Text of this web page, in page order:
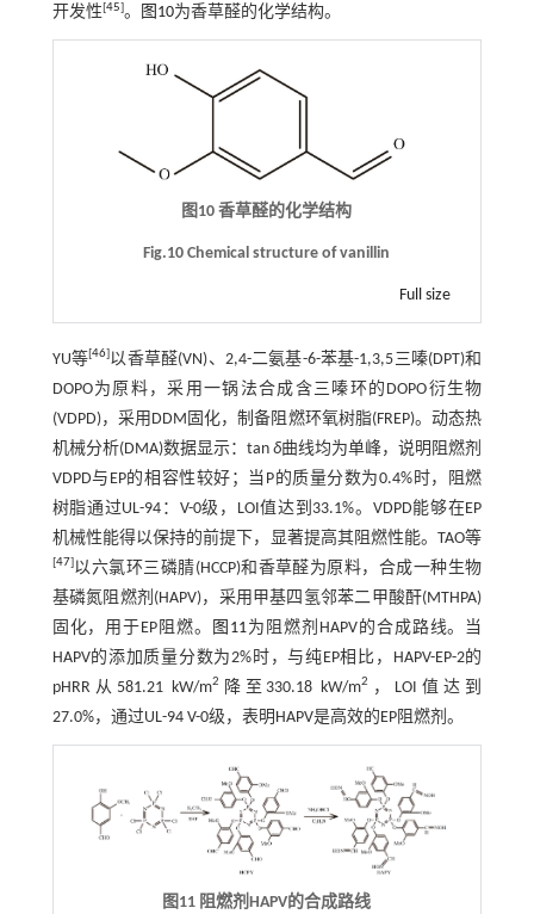
开发性[45]。 图10为香草醛的化学结构。
图10 香草醛的化学结构
Fig.10 Chemical structure of vanillin
Full size
YU等 [46 以香草醛(VN)、2,4-二氨基-6-苯基-1,3,5三嗪(DPT)和
DOPO为原料，采用一锅法合成含三嗪环的DOPO衍生物
(VDPD)，采用DDM固化，制备阻燃环氧树脂(FREP)。动态热
机械分析(DMA)数据显示：tan δ曲线均为单峰，说明阻燃剂
VDPD与EP的相容性较好；当P的质量分数为0.4%时，阻燃
树脂通过UL-94：V-0级，LOI值达到33.1%。VDPD能够在EP
机械性能得以保持的前提下，显著提高其阻燃性能。TAO等
47 以六氯环三磷腈(HCCP)和香草醛为原料，合成一种生物
基磷氮阻燃剂(HAPV)，采用甲基四氢邻苯二甲酸酐(MTHPA)
固化，用于EP阻燃。
图11为阻燃剂HAPV的合成路线。当
HAPV的添加质量分数为2%时，与纯EP相比，HAPV-EP-2的
pHRR从581.21 kW/m2 降至330.18 kW/m2
，LOI值达到
27.0%，通过UL-94 V-0级，表明HAPV是高效的EP阻燃剂。
图11 阻燃剂HAPV的合成路线